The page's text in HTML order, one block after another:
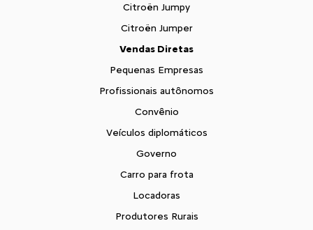
Citroën Jumpy
Citroën Jumper
Vendas Diretas
Pequenas Empresas
Profissionais autônomos
Convênio
Veículos diplomáticos
Governo
Carro para frota
Locadoras
Produtores Rurais